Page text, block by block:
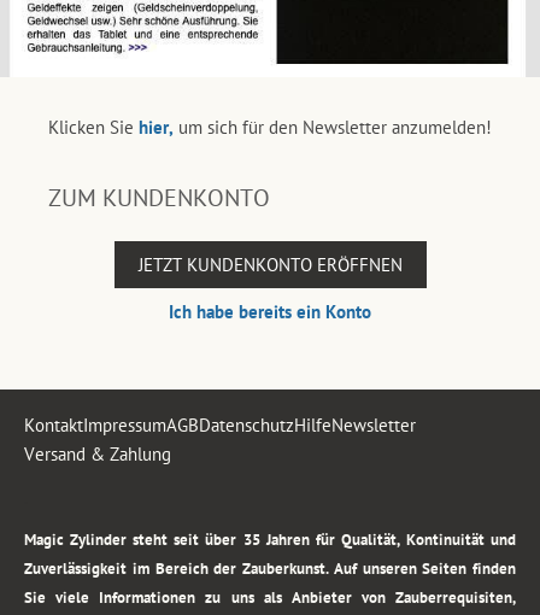
Klicken Sie hier, um sich für den Newsletter anzumelden!
ZUM KUNDENKONTO
JETZT KUNDENKONTO ERÖFFNEN
Ich habe bereits ein Konto
KontaktImpressumAGBDatenschutzHilfeNewsletter
Versand & Zahlung
Magic Zylinder steht seit über 35 Jahren für Qualität, Kontinuität und
Zuverlässigkeit im Bereich der Zauberkunst. Auf unseren Seiten finden
Sie viele Informationen zu uns als Anbieter von Zauberrequisiten,